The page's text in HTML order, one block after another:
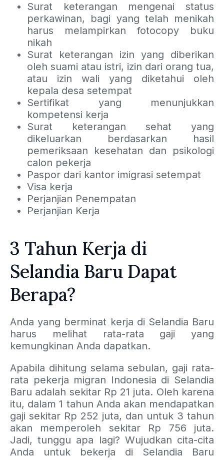
Surat keterangan mengenai status
perkawinan, bagi yang telah menikah
harus melampirkan fotocopy buku
nikah
Surat keterangan izin yang diberikan
oleh suami atau istri, izin dari orang tua,
atau izin wali yang diketahui oleh
kepala desa setempat
Sertifikat yang menunjukkan
kompetensi kerja
Surat keterangan sehat yang
dikeluarkan berdasarkan hasil
pemeriksaan kesehatan dan psikologi
calon pekerja
Paspor dari kantor imigrasi setempat
Visa kerja
Perjanjian Penempatan
Perjanjian Kerja
3 Tahun Kerja di
Selandia Baru Dapat
Berapa?
Anda yang berminat kerja di Selandia Baru
harus melihat rata-rata gaji yang
kemungkinan Anda dapatkan.
Apabila dihitung selama sebulan, gaji rata-
rata pekerja migran Indonesia di Selandia
Baru adalah sekitar Rp 21 juta. Oleh karena
itu, dalam 1 tahun Anda akan mendapatkan
gaji sekitar Rp 252 juta, dan untuk 3 tahun
akan memperoleh sekitar Rp 756 juta.
Jadi, tunggu apa lagi? Wujudkan cita-cita
Anda untuk bekerja di Selandia Baru